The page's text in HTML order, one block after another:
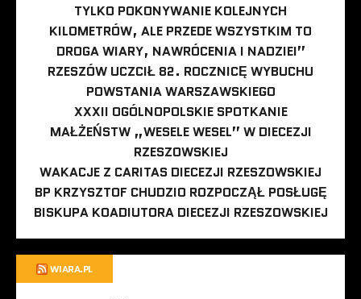
TYLKO POKONYWANIE KOLEJNYCH
KILOMETRÓW, ALE PRZEDE WSZYSTKIM TO
DROGA WIARY, NAWRÓCENIA I NADZIEI”
RZESZÓW UCZCIŁ 82. ROCZNICĘ WYBUCHU
POWSTANIA WARSZAWSKIEGO
XXXII OGÓLNOPOLSKIE SPOTKANIE
MAŁŻEŃSTW „WESELE WESEL” W DIECEZJI
RZESZOWSKIEJ
WAKACJE Z CARITAS DIECEZJI RZESZOWSKIEJ
BP KRZYSZTOF CHUDZIO ROZPOCZĄŁ POSŁUGĘ
BISKUPA KOADIUTORA DIECEZJI RZESZOWSKIEJ
WIARA.PL